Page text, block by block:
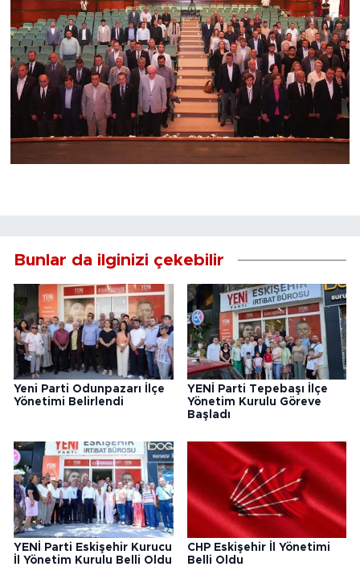
Bunlar da ilginizi çekebilir
Yeni Parti Odunpazarı İlçe
Yönetimi Belirlendi
YENİ Parti Tepebaşı İlçe
Yönetim Kurulu Göreve
Başladı
YENİ Parti Eskişehir Kurucu
İl Yönetim Kurulu Belli Oldu
CHP Eskişehir İl Yönetimi
Belli Oldu